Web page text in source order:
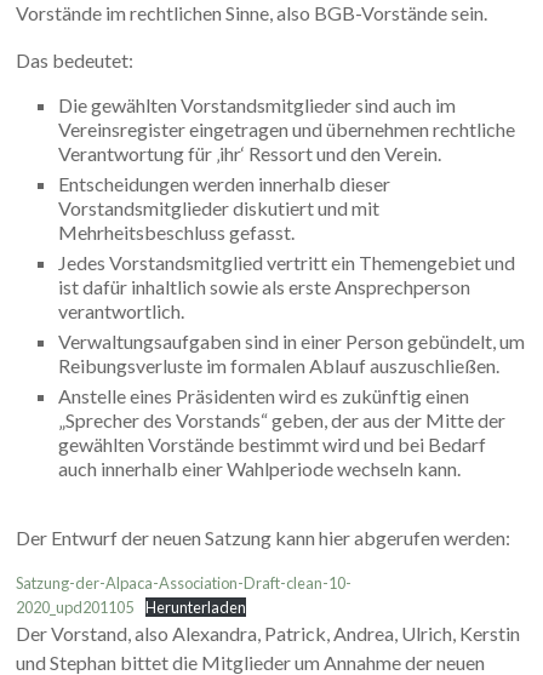
Vorstände im rechtlichen Sinne, also BGB-Vorstände sein.
Das bedeutet:
Die gewählten Vorstandsmitglieder sind auch im
Vereinsregister eingetragen und übernehmen rechtliche
Verantwortung für ‚ihr‘ Ressort und den Verein.
Entscheidungen werden innerhalb dieser
Vorstandsmitglieder diskutiert und mit
Mehrheitsbeschluss gefasst.
Jedes Vorstandsmitglied vertritt ein Themengebiet und
ist dafür inhaltlich sowie als erste Ansprechperson
verantwortlich.
Verwaltungsaufgaben sind in einer Person gebündelt, um
Reibungsverluste im formalen Ablauf auszuschließen.
Anstelle eines Präsidenten wird es zukünftig einen
„Sprecher des Vorstands“ geben, der aus der Mitte der
gewählten Vorstände bestimmt wird und bei Bedarf
auch innerhalb einer Wahlperiode wechseln kann.
Der Entwurf der neuen Satzung kann hier abgerufen werden:
Satzung-der-Alpaca-Association-Draft-clean-10-
2020_upd201105
Herunterladen
Der Vorstand, also Alexandra, Patrick, Andrea, Ulrich, Kerstin
und Stephan bittet die Mitglieder um Annahme der neuen